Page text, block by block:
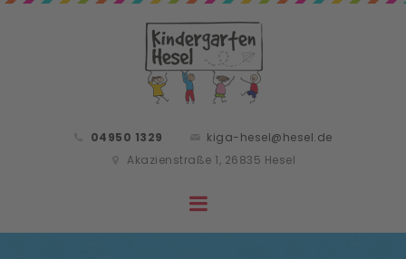
04950 1329
kiga-hesel@hesel.de
Akazienstraße 1, 26835 Hesel